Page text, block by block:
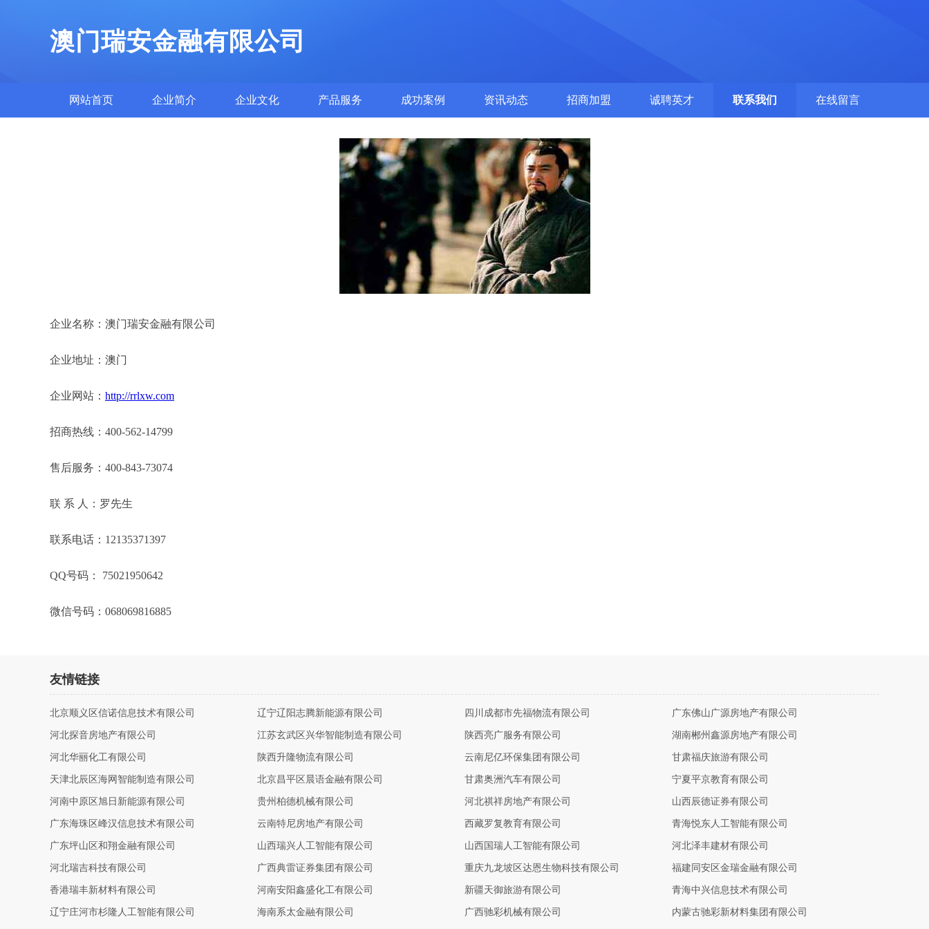
澳门瑞安金融有限公司
网站首页 企业简介 企业文化 产品服务 成功案例 资讯动态 招商加盟 诚聘英才 联系我们 在线留言
企业名称：澳门瑞安金融有限公司
企业地址：澳门
企业网站： http://rrlxw.com
招商热线：400-562-14799
售后服务：400-843-73074
联 系 人：罗先生
联系电话：12135371397
QQ号码： 75021950642
微信号码：068069816885
友情链接
北京顺义区信诺信息技术有限公司 辽宁辽阳志腾新能源有限公司 四川成都市先福物流有限公司 广东佛山广源房地产有限公司
河北探音房地产有限公司 江苏玄武区兴华智能制造有限公司 陕西亮广服务有限公司 湖南郴州鑫源房地产有限公司
河北华丽化工有限公司 陕西升隆物流有限公司 云南尼亿环保集团有限公司 甘肃福庆旅游有限公司
天津北辰区海网智能制造有限公司 北京昌平区晨语金融有限公司 甘肃奥洲汽车有限公司 宁夏平京教育有限公司
河南中原区旭日新能源有限公司 贵州柏德机械有限公司 河北祺祥房地产有限公司 山西辰德证券有限公司
广东海珠区峰汉信息技术有限公司 云南特尼房地产有限公司 西藏罗复教育有限公司 青海悦东人工智能有限公司
广东坪山区和翔金融有限公司 山西瑞兴人工智能有限公司 山西国瑞人工智能有限公司 河北泽丰建材有限公司
河北瑞吉科技有限公司 广西典雷证券集团有限公司 重庆九龙坡区达恩生物科技有限公司 福建同安区金瑞金融有限公司
香港瑞丰新材料有限公司 河南安阳鑫盛化工有限公司 新疆天御旅游有限公司 青海中兴信息技术有限公司
辽宁庄河市杉隆人工智能有限公司 海南系太金融有限公司 广西驰彩机械有限公司 内蒙古驰彩新材料集团有限公司